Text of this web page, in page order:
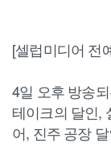
[셀럽미디어 전
4일 오후 방송
테이크의 달인,
어, 진주 공장